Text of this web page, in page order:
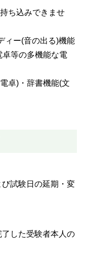
込みできませ
(音の出る)機能
の多機能な電
・辞書機能(文
試験日の延期・変
した受験者本人の